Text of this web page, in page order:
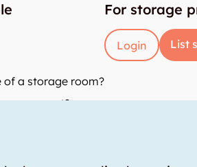
of a storage room?
room cost?
For storage
Login List